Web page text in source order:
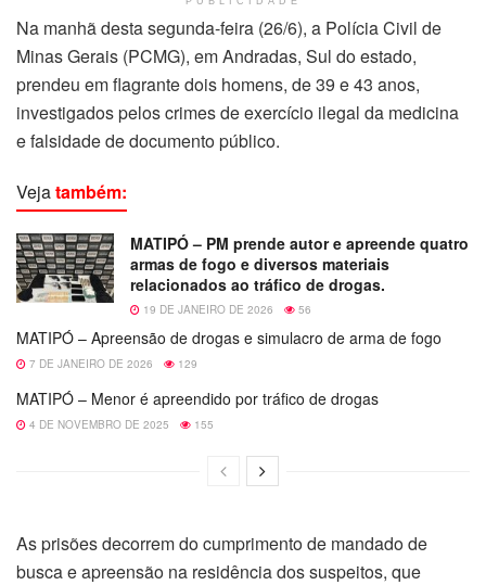
Na manhã desta segunda-feira (26/6), a Polícia Civil de
Minas Gerais (PCMG), em Andradas, Sul do estado,
prendeu em flagrante dois homens, de 39 e 43 anos,
investigados pelos crimes de exercício ilegal da medicina
e falsidade de documento público.
Vejatambém:
MATIPÓ – PM prende autor e apreende quatro
armas de fogo e diversos materiais
relacionados ao tráfico de drogas.
19 DE JANEIRO DE 2026 56
MATIPÓ – Apreensão de drogas e simulacro de arma de fogo
7 DE JANEIRO DE 2026 129
MATIPÓ – Menor é apreendido por tráfico de drogas
4 DE NOVEMBRO DE 2025 155
As prisões decorrem do cumprimento de mandado de
busca e apreensão na residência dos suspeitos, que